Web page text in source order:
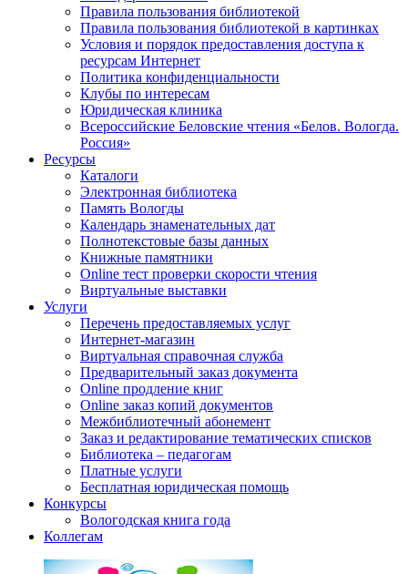
Правила пользования библиотекой
Правила пользования библиотекой в картинках
Условия и порядок предоставления доступа к
ресурсам Интернет
Политика конфиденциальности
Клубы по интересам
Юридическая клиника
Всероссийские Беловские чтения «Белов. Вологда.
Россия»
Ресурсы
Каталоги
Электронная библиотека
Память Вологды
Календарь знаменательных дат
Полнотекстовые базы данных
Книжные памятники
Online тест проверки скорости чтения
Виртуальные выставки
Услуги
Перечень предоставляемых услуг
Интернет-магазин
Виртуальная справочная служба
Предварительный заказ документа
Online продление книг
Online заказ копий документов
Межбиблиотечный абонемент
Заказ и редактирование тематических списков
Библиотека – педагогам
Платные услуги
Бесплатная юридическая помощь
Конкурсы
Вологодская книга года
Коллегам